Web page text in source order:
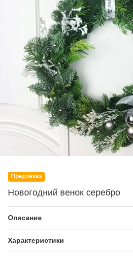
Предзаказ
Новогодний венок серебро
Описание
Характеристики